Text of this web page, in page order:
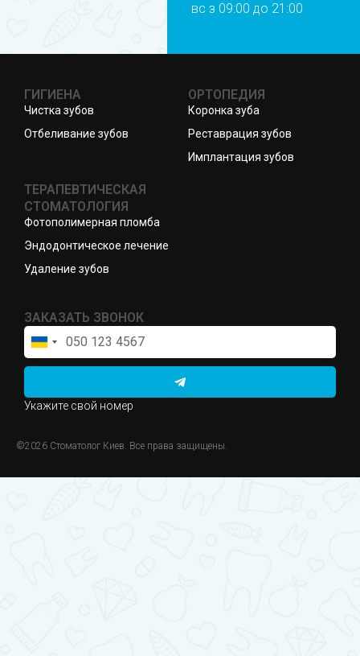
вс з 09:00 до 21:00
ГИГИЕНА
Чистка зубов
Отбеливание зубов
ТЕРАПЕВТИЧЕСКАЯ
СТОМАТОЛОГИЯ
Фотополимерная пломба
Эндодонтическое лечение
Удаление зубов
ОРТОПЕДИЯ
Коронка зуба
Реставрация зубов
Имплантация зубов
ЗАКАЗАТЬ ЗВОНОК
Ukraine
+380
Укажите свой номер
©2026 Стоматолог Киев. Все права защищены.